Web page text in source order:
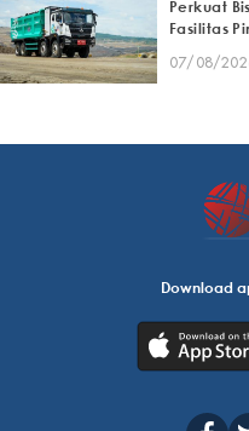
Perkuat
Fasilitas
07/08/
Download